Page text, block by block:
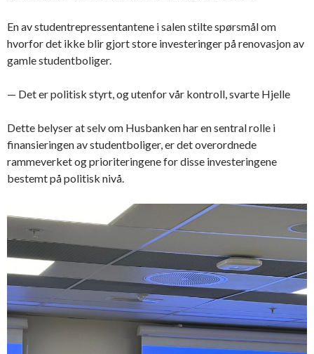
En av studentrepressentantene i salen stilte spørsmål om
hvorfor det ikke blir gjort store investeringer på renovasjon av
gamle studentboliger.
— Det er politisk styrt, og utenfor vår kontroll, svarte Hjelle
Dette belyser at selv om Husbanken har en sentral rolle i
finansieringen av studentboliger, er det overordnede
rammeverket og prioriteringene for disse investeringene
bestemt på politisk nivå.